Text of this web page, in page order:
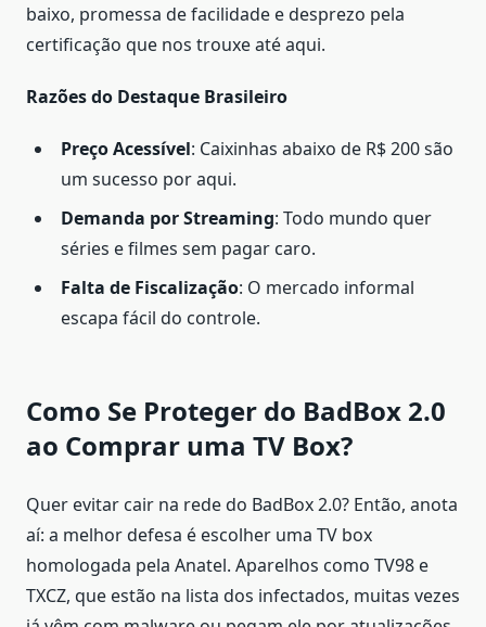
baixo, promessa de facilidade e desprezo pela
certificação que nos trouxe até aqui.
Razões do Destaque Brasileiro
Preço Acessível: Caixinhas abaixo de R$ 200 são
um sucesso por aqui.
Demanda por Streaming: Todo mundo quer
séries e filmes sem pagar caro.
Falta de Fiscalização: O mercado informal
escapa fácil do controle.
Como Se Proteger do BadBox 2.0
ao Comprar uma TV Box?
Quer evitar cair na rede do BadBox 2.0? Então, anota
aí: a melhor defesa é escolher uma TV box
homologada pela Anatel. Aparelhos como TV98 e
TXCZ, que estão na lista dos infectados, muitas vezes